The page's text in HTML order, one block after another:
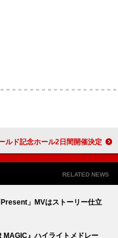
LAB.発足4周年記念イベント、Kアリーナ横浜5日間＆神戸ワールド記念ホール2日間開催決定
RELATED NEWS
」MVはストーリー仕立
MAGIC』ハイライトメドレー